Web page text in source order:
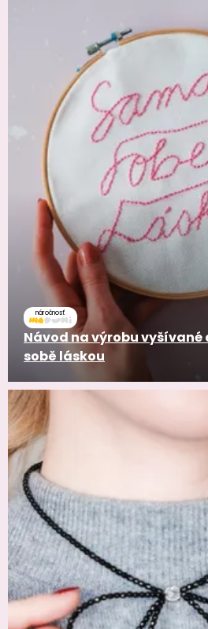
náročnosť
Návod na výrobu vyšívané
sobě láskou